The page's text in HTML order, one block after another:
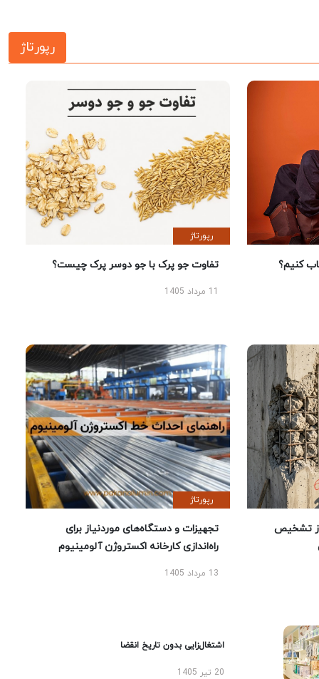
رپورتاژ
کنیم؟
رپورتاژ
تفاوت جو پرک با جو دوسر پرک چیست؟
تشخیص
رپورتاژ
تجهیزات و دستگاه‌های موردنیاز برای
راه‌اندازی کارخانه اکستروژن آلومینیوم
13 مرداد 1405
اشتغال‌زایی بدون تاریخ انقضا
20 تیر 1405